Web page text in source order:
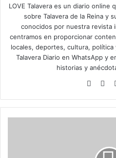
LOVE Talavera es un diario online
sobre Talavera de la Reina y
conocidos por nuestra revista
centramos en proporcionar
locales, deportes, cultura, política
Talavera Diario en WhatsAppy
historias y
Siti
we
b